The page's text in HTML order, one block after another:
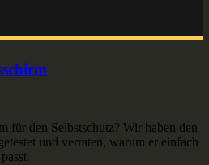
für den Selbstschutz? Wir haben den
und verraten, warum er einfach